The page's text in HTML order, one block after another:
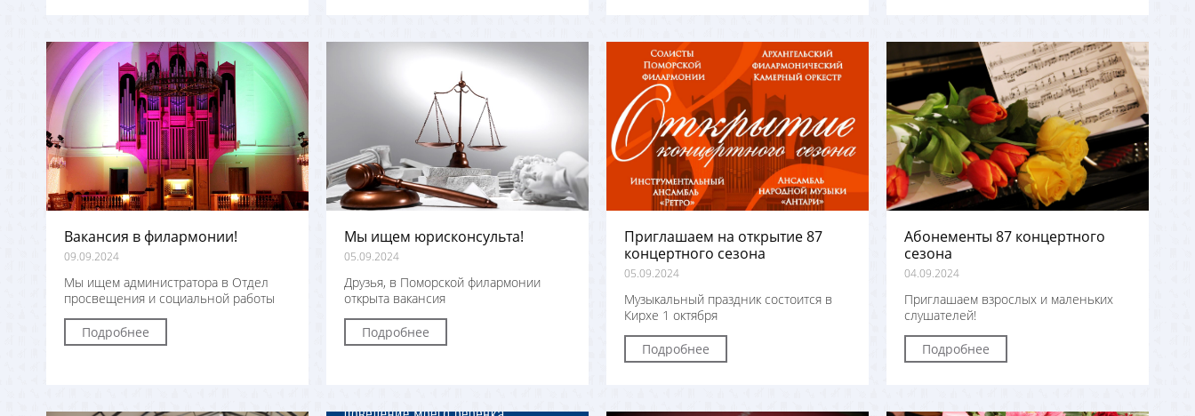
Вакансия в филармонии!
09.09.2024
Мы ищем администратора в Отдел
просвещения и социальной работы
Подробнее
Мы ищем юрисконсульта!
05.09.2024
Друзья, в Поморской филармонии
открыта вакансия
Подробнее
Приглашаем на открытие 87
концертного сезона
05.09.2024
Музыкальный праздник состоится в
Кирхе 1 октября
Подробнее
Абонементы 87 концертного
сезона
04.09.2024
Приглашаем взрослых и маленьких
слушателей!
Подробнее